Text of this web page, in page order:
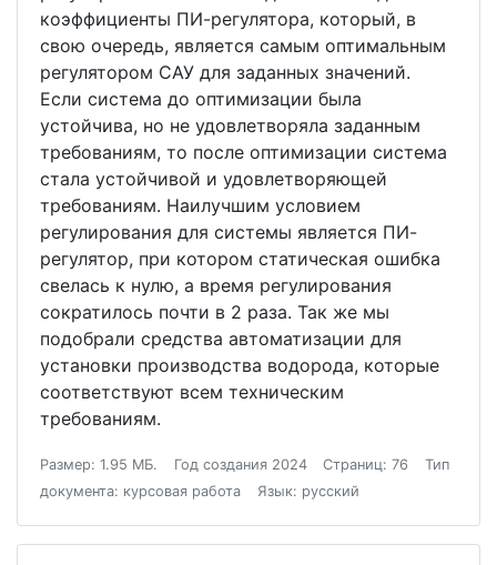
коэффициенты ПИ-регулятора, который, в
свою очередь, является самым оптимальным
регулятором САУ для заданных значений.
Если система до оптимизации была
устойчива, но не удовлетворяла заданным
требованиям, то после оптимизации система
стала устойчивой и удовлетворяющей
требованиям. Наилучшим условием
регулирования для системы является ПИ-
регулятор, при котором статическая ошибка
свелась к нулю, а время регулирования
сократилось почти в 2 раза. Так же мы
подобрали средства автоматизации для
установки производства водорода, которые
соответствуют всем техническим
требованиям.
Размер: 1.95 МБ. Год создания 2024 Страниц: 76
Тип
документа: курсовая работа
Язык: русский